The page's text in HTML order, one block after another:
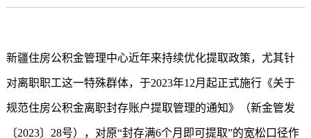
新疆住房公积金管理中心近年来持续优化提取政策，尤其针
对离职职工这一特殊群体，于2023年12月起正式施行《关于
规范住房公积金离职封存账户提取管理的通知》（新金管发
〔2023〕28号），对原“封存满6个月即可提取”的宽松口径作